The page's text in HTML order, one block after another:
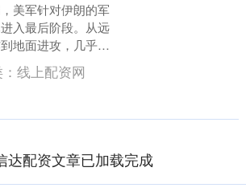
美军针对伊朗的军
入最后阶段。从远
地面进攻，几乎所
好了充分的准备。1
媒....
线上配资网
达配资文章已加载完成